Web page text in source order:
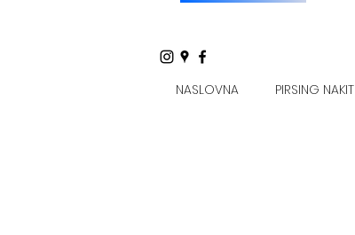
NASLOVNA PIRSING NAKIT